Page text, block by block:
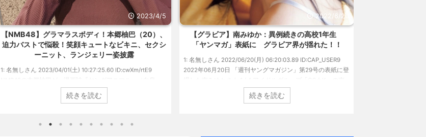
(7/30 21:56)
Powered by livedoor 相互RSS
2023/4/5
【NMB48】グラマラスボディ！本郷柚巴（20）、
迫力バストで悩殺！笑顔キュートなビキニ、セクシ
ーニット、ランジェリー姿披露
1: 名無しさん 2023/04/01(土) 10:27:25.60 ID:cwXm/rtE9
社）のウェブサイト『ヤングアニマルWeb』のグラビアに初
登場した。 グラマラスなボディを武器に、グラビア界を席巻
続きを読む
2022/6/20
【グラビア】南みゆか：異例続きの高校1年生
「ヤンマガ」表紙に グラビア界が揺れた！！
1: 名無しさん 2022/06/20(月) 06:20:03.89 ID:CAP_USER9
2022年06月20日 「週刊ヤングマガジン」第29号の表紙に登
みゆかさんが、6月20日発売のマンガ誌「週刊ヤングマガジ
ン」（講談社）第29号の表紙に登場した。 南さんは2005年
続きを読む